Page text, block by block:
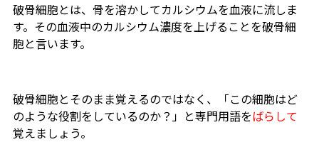
破骨細胞とは、骨を溶かしてカルシウムを血液に流しま
す。その血液中のカルシウム濃度を上げることを破骨細
胞と言います。
破骨細胞とそのまま覚えるのではなく、「この細胞はど
のような役割をしているのか？」と専門用語をばらして
覚えましょう。